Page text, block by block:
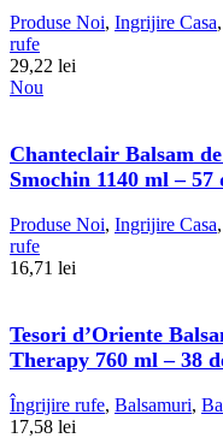
Produse Noi, Ingrijire Casa,
rufe
29,22 lei
Nou
Chanteclair Balsam
Smochin 1140 ml – 57
Produse Noi, Ingrijire Casa,
rufe
16,71 lei
Tesori d’Oriente
Therapy 760 ml – 38
Îngrijire rufe, Balsamuri,
17,58 lei